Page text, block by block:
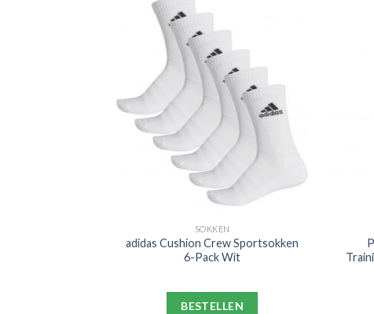
SOKKEN
adidas Cushion Crew Sportsokken
6-Pack Wit
BESTELLEN